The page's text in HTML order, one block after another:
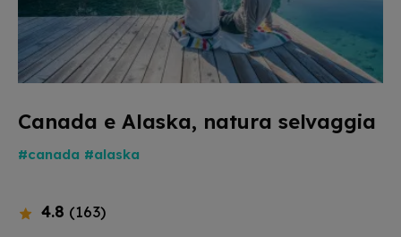
Canada e Alaska, natura selvaggia
#canada #alaska
4.8 (163)